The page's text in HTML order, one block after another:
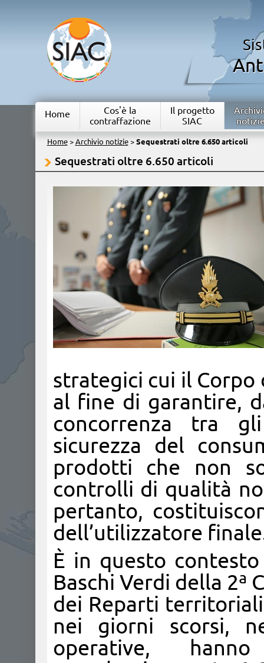
Home
Cos'è la
contraffazione
Il progetto
SIAC
Home> Archivio notizie> Sequestrati oltre 6.650 articoli
Sequestrati oltre 6.650 articoli
strategici cui il
al fine di garantire,
concorrenza tra
sicurezza del
prodotti che non
controlli di qualità
pertanto,
dell’utilizzatore
È in questo
Baschi Verdi della 2ª
dei Reparti
nei giorni scorsi,
operative,